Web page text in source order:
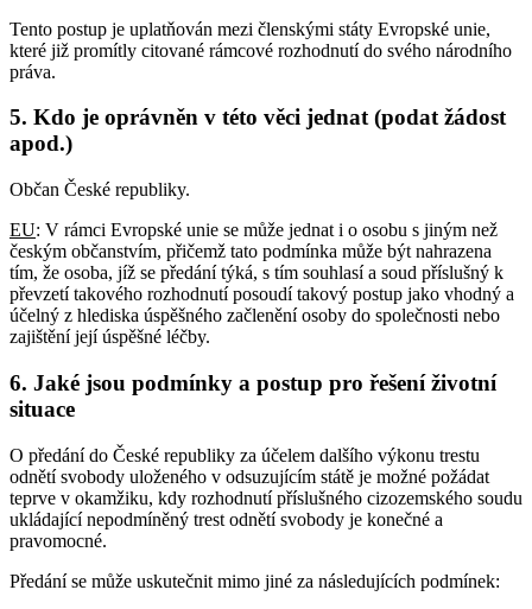
Tento postup je uplatňován mezi členskými státy Evropské unie,
které již promítly citované rámcové rozhodnutí do svého národního
práva.
5. Kdo je oprávněn v této věci jednat (podat žádost
apod.)
Občan České republiky.
EU: V rámci Evropské unie se může jednat i o osobu s jiným než
českým občanstvím, přičemž tato podmínka může být nahrazena
tím, že osoba, jíž se předání týká, s tím souhlasí a soud příslušný k
převzetí takového rozhodnutí posoudí takový postup jako vhodný a
účelný z hlediska úspěšného začlenění osoby do společnosti nebo
zajištění její úspěšné léčby.
6. Jaké jsou podmínky a postup pro řešení životní
situace
O předání do České republiky za účelem dalšího výkonu trestu
odnětí svobody uloženého v odsuzujícím státě je možné požádat
teprve v okamžiku, kdy rozhodnutí příslušného cizozemského soudu
ukládající nepodmíněný trest odnětí svobody je konečné a
pravomocné.
Předání se může uskutečnit mimo jiné za následujících podmínek: